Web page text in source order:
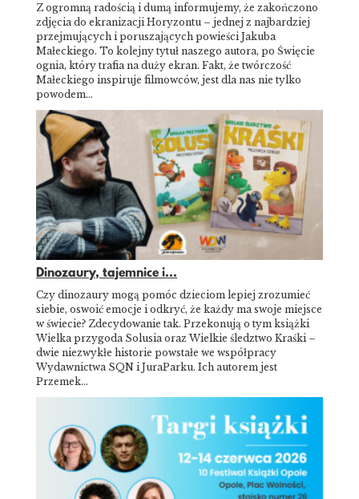
Z ogromną radością i dumą informujemy, że zakończono
zdjęcia do ekranizacji Horyzontu – jednej z najbardziej
przejmujących i poruszających powieści Jakuba
Małeckiego. To kolejny tytuł naszego autora, po Święcie
ognia, który trafia na duży ekran. Fakt, że twórczość
Małeckiego inspiruje filmowców, jest dla nas nie tylko
powodem…
Dinozaury, tajemnice i...
Czy dinozaury mogą pomóc dzieciom lepiej zrozumieć
siebie, oswoić emocje i odkryć, że każdy ma swoje miejsce
w świecie? Zdecydowanie tak. Przekonują o tym książki
Wielka przygoda Solusia oraz Wielkie śledztwo Kraśki –
dwie niezwykłe historie powstałe we współpracy
Wydawnictwa SQN i JuraParku. Ich autorem jest
Przemek…